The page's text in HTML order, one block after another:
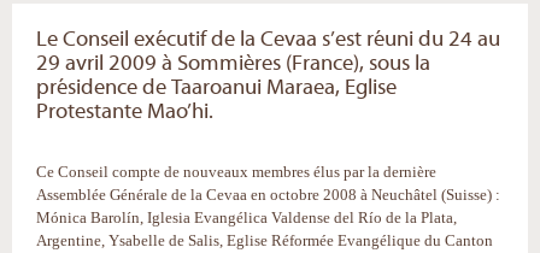
Le Conseil exécutif de la Cevaa s’est réuni du 24 au
29 avril 2009 à Sommières (France), sous la
présidence de Taaroanui Maraea, Eglise
Protestante Mao’hi.
Ce Conseil compte de nouveaux membres élus par la dernière
Assemblée Générale de la Cevaa en octobre 2008 à Neuchâtel (Suisse) :
Mónica Barolín, Iglesia Evangélica Valdense del Río de la Plata,
Argentine, Ysabelle de Salis, Eglise Réformée Evangélique du Canton